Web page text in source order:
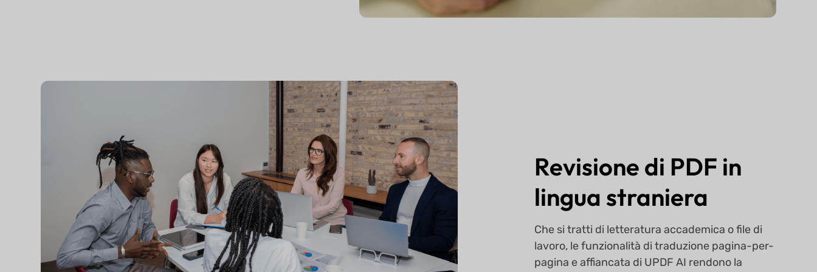
Revisione di PDF in
lingua straniera
Che si tratti di letteratura accademica o file di
lavoro, le funzionalità di traduzione pagina-per-
pagina e affiancata di UPDF AI rendono la